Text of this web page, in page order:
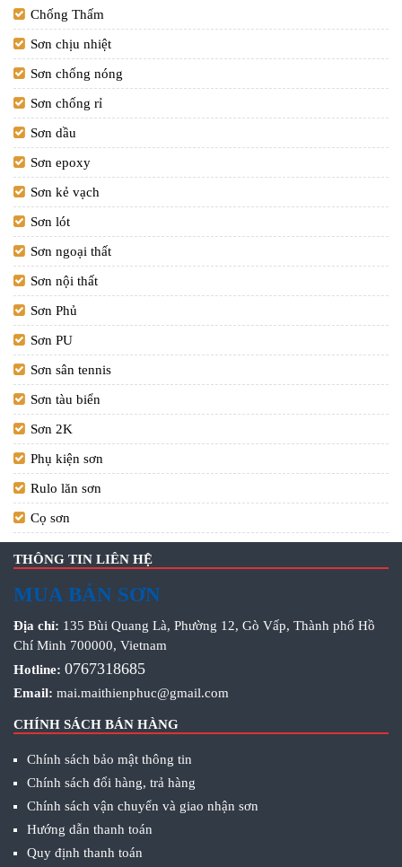
Chống Thấm
Sơn chịu nhiệt
Sơn chống nóng
Sơn chống rỉ
Sơn dầu
Sơn epoxy
Sơn kẻ vạch
Sơn lót
Sơn ngoại thất
Sơn nội thất
Sơn Phủ
Sơn PU
Sơn sân tennis
Sơn tàu biển
Sơn 2K
Phụ kiện sơn
Rulo lăn sơn
Cọ sơn
THÔNG TIN LIÊN HỆ
MUA BÁN SƠN
Địa chỉ: 135 Bùi Quang Là, Phường 12, Gò Vấp, Thành phố Hồ
Chí Minh 700000, Vietnam
Hotline: 0767318685
Email: mai.maithienphuc@gmail.com
CHÍNH SÁCH BÁN HÀNG
Chính sách bảo mật thông tin
Chính sách đổi hàng, trả hàng
Chính sách vận chuyển và giao nhận sơn
Hướng dẫn thanh toán
Quy định thanh toán